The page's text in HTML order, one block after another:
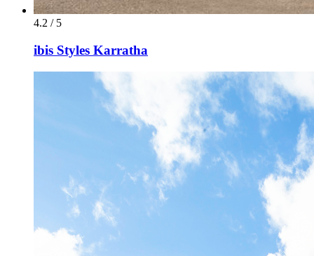
4.2 / 5
ibis Styles Karratha